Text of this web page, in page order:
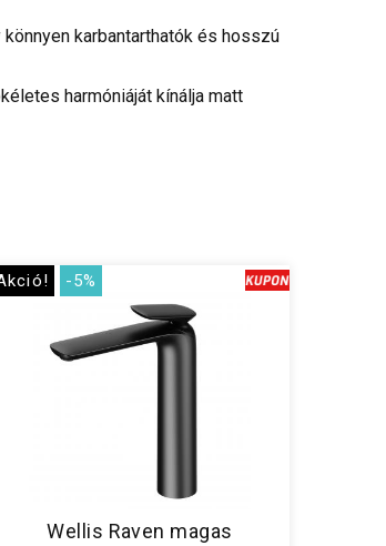
karbantarthatók és hosszú
harmóniáját kínálja matt
-5%
Wellis Raven magas